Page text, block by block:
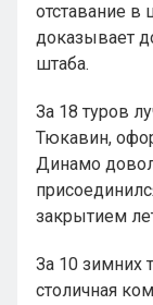
отставание в
доказывает
штаба.
За 18 туров
Тюкавин,
Динамо
закрытием
За 10 зимних
столичная